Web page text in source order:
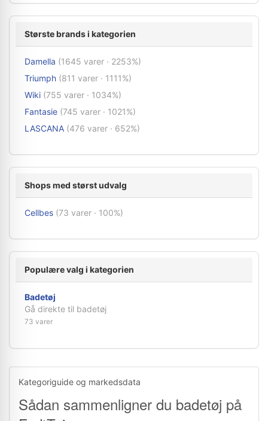
Største brands i kategorien
Damella (1645 varer · 2253%)
Triumph (811 varer · 1111%)
Wiki (755 varer · 1034%)
Fantasie (745 varer · 1021%)
LASCANA (476 varer · 652%)
Shops med størst udvalg
Cellbes (73 varer · 100%)
Populære valg i kategorien
Badetøj
Gå direkte til badetøj
73 varer
Kategoriguide og markedsdata
Sådan sammenligner du badetøj på